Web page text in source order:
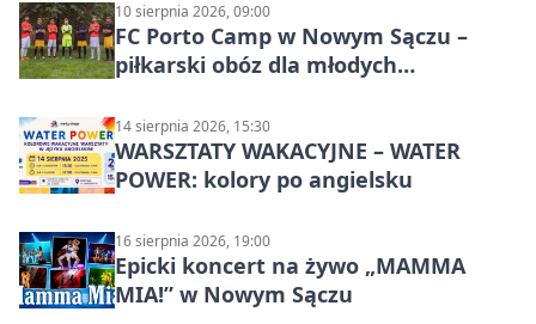
10 sierpnia 2026, 09:00
FC Porto Camp w Nowym Sączu –
piłkarski obóz dla młodych
14 sierpnia 2026, 15:30
WARSZTATY WAKACYJNE – WATER
POWER: kolory po angielsku
16 sierpnia 2026, 19:00
Epicki koncert na żywo „MAMMA
MIA!” w Nowym Sączu